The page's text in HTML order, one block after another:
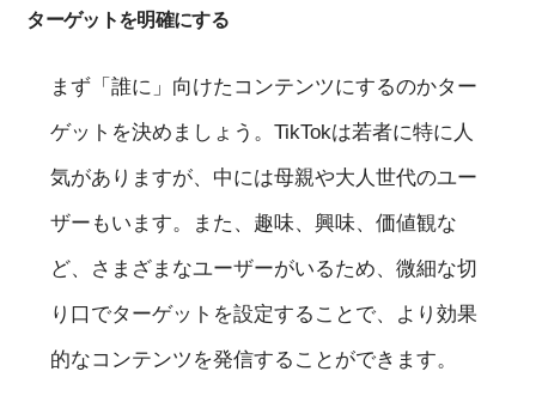
ターゲットを明確にする
まず「誰に」向けたコンテンツにするのかター
ゲットを決めましょう。TikTokは若者に特に人
気がありますが、中には母親や大人世代のユー
ザーもいます。また、趣味、興味、価値観な
ど、さまざまなユーザーがいるため、微細な切
り口でターゲットを設定することで、より効果
的なコンテンツを発信することができます。